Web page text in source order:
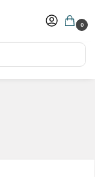
0
superiores a 150€)